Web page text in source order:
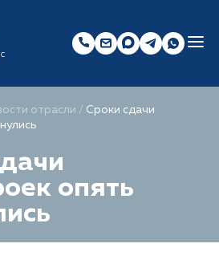
отрасли / Сроки сдачи
опять